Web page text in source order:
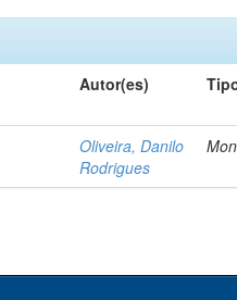
Autor(es)
Oliveira, Danilo
Rodrigues